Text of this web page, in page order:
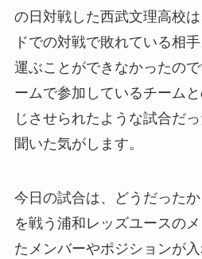
の日対戦した西武文理高校
ドでの対戦で敗れている相
運ぶことができなかったの
ームで参加しているチーム
じさせられたような試合だ
聞いた気がします。
今日の試合は、どうだった
を戦う浦和レッズユースの
たメンバーやポジションが